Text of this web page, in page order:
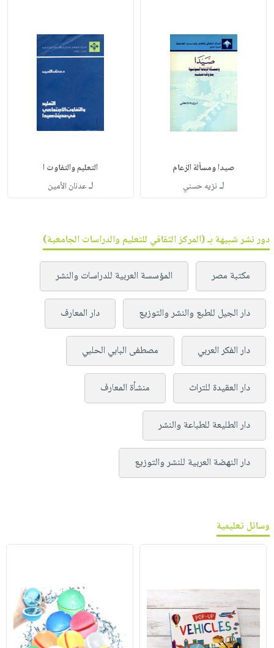
صيدا ومسألة الزعام
لـ نزيه حسني
التعليم والتفاوت ا
لـعدنان الأمين
دور نشر شبيهة بـ (المركز الثقافي للتعليم والدراسات الجامعية)
مكتبة مصر المؤسسة العربية للدراسات والنشر
دار الجيل للطبع والنشر والتوزيع دار المعارف
دار الفكر العربي مصطفى البابي الحلبي
دار العقيدة للتراث منشأة المعارف
دار الطليعة للطباعة والنشر
دار النهضة العربية للنشر والتوزيع
وسائل تعليمية